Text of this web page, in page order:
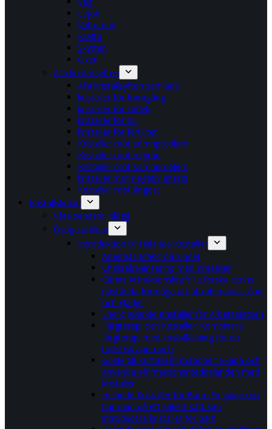
Lejon
Vattuman
Kräfta
Skytten
Oxen
Alla kristallsyften
Alla kristallsyften samlade
kristaller för framgång
kristaller för kärlek
kristaller för tur
kristaller för fertilitet
Kristaller mot sömnproblem
Kristaller mot migrän
Kristaller mot sömnproblem
kristaller mot negativ energi
Kristaller mot ångest
Kristallskolan
Våra senaste inlägg
Övriga artiklar
Introduktion till Helande Kristaller
Ametists Effekt på Sinnet
Chakrabalansering med Kristaller
Citrins Attraktionskraft: Utforska citrins
påstådda förmåga att attrahera välstånd
och glädje
Energigivande Kristaller för Arbetsplatsen
Färgterapi och Kristaller: Kombinera
färgterapi med kristalläkning för en
holistisk approach
Guide till Kristallaffirmationer: Skapa och
använda affirmationsmeddelanden med
kristaller
Helande Kristaller för Barn: En guide om
hur man på ett säkert sätt kan
introducera kristaller för barn